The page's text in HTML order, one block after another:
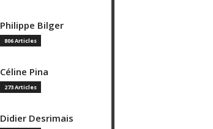
Philippe Bilger
806 Articles
Céline Pina
273 Articles
Didier Desrimais